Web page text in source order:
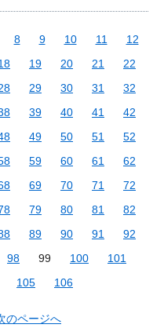
8 9 10 11
12
19 20 21
22
29 30 31
32
39 40 41
42
49 50 51
52
59 60 61
62
69 70 71
72
79 80 81
82
89 90 91
92
98 99 100
101
105 106
のページへ